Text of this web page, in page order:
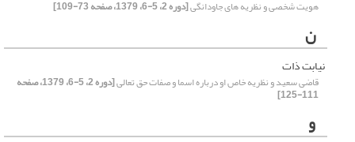
هویت شخصی و نظریه های جاودانگی[دوره 2، 5-6، 1379، صفحه 73-109]
ن
نیابت ذات
قاضی سعید و نظریه خاص او درباره اسما و صفات حق تعالی [دوره 2، 5-6، 1379، صفحه
111-125]
و